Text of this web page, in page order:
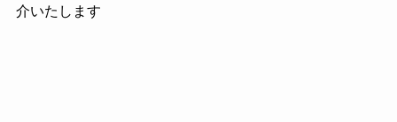
介いたします